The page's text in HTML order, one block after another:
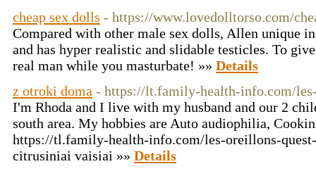
cheap sex dolls - https://www.lovedolltorso.com/
Compared with other male sex dolls, Allen unique
and has hyper realistic and slidable testicles. To
real man while you masturbate! »» Details
z otroki doma - https://lt.family-health-info.com/
I'm Rhoda and I live with my husband and our 2
south area. My hobbies are Auto audiophilia,
https://tl.family-health-info.com/les-oreillons-quest-
citrusiniai vaisiai »» Details